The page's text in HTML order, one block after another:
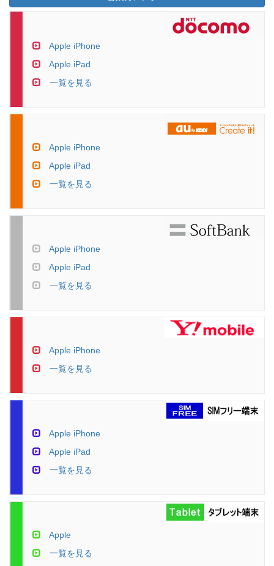
Apple iPhone
Apple iPad
一覧を見る
Apple iPhone
Apple iPad
一覧を見る
Apple iPhone
Apple iPad
一覧を見る
Apple iPhone
一覧を見る
Apple iPhone
Apple iPad
一覧を見る
Apple
一覧を見る